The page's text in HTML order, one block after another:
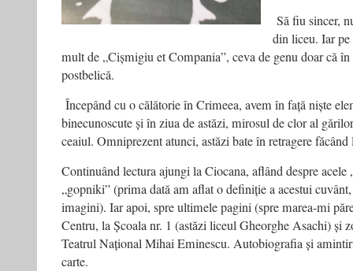
Să fiu sincer,
din liceu. Iar
mult de „Cișmigiu et Compania”, ceva de genu doar că
postbelică.
Începând cu o călătorie în Crimeea, avem în față niște
binecunoscute și în ziua de astăzi, mirosul de clor al
ceaiul. Omniprezent atunci, astăzi bate în retragere făcând
Continuând lectura ajungi la Ciocana, aflând despre acele
„gopniki” (prima dată am aflat o definiție a acestui
imagini). Iar apoi, spre ultimele pagini (spre marea-mi
Centru, la Școala nr. 1 (astăzi liceul Gheorghe Asachi) și
Teatrul Național Mihai Eminescu. Autobiografia și
carte.